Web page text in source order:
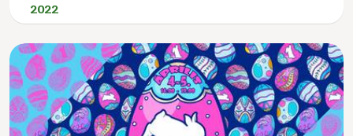
2022